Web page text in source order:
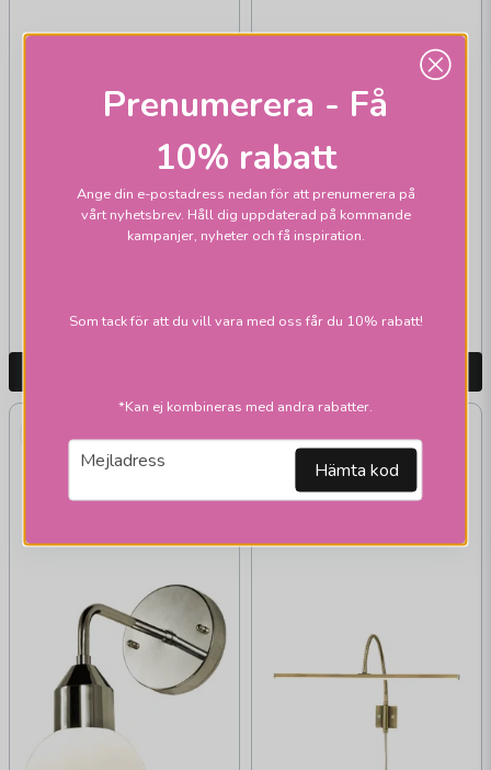
Skickas inom 1-2 vardagar
ANETA
Marine taklampa
vardagar
Prenumerera - Få
10% rabatt
Ange din e-postadress nedan för att prenumerera på
vårt nyhetsbrev. Håll dig uppdaterad på kommande
kampanjer, nyheter och få inspiration.
Som tack för att du vill vara med oss får du 10% rabatt!
*Kan ej kombineras med andra rabatter.
email
Mejladress Hämta kod